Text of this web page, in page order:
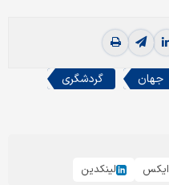
جهان
گردشگری
ایکس لینکدین